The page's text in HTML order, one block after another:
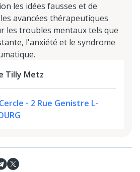
les idées fausses et de
avancées thérapeutiques
les troubles mentaux tels que
l'anxiété et le syndrome
Tilly Metz
- 2 Rue Genistre L-